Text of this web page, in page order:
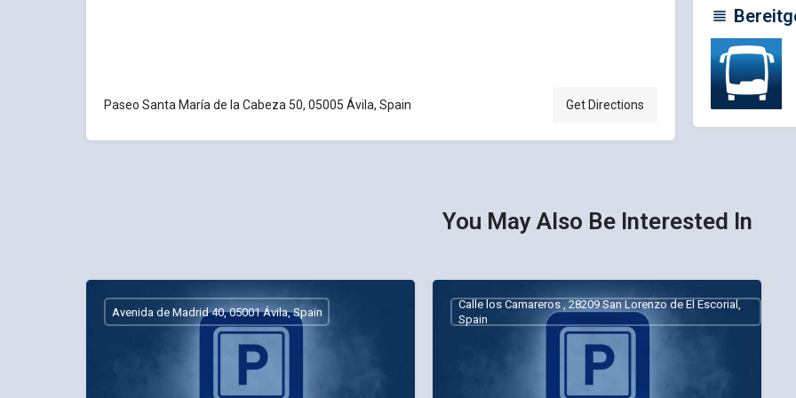
Paseo Santa María de la Cabeza 50, 05005 Ávila, Spain Get Directions
You May Also Be Interested In
Avenida de Madrid 40, 05001 Ávila, Spain
Calle los Camareros , 28209 San Lorenzo de El Escorial,
Spain